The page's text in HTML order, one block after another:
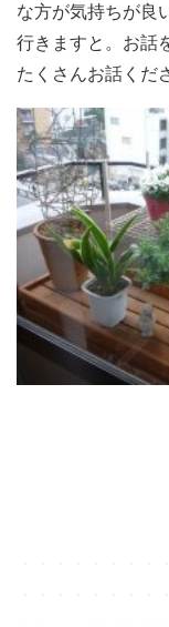
な方が気持ちが良
行きますと。お話
たくさんお話くだ
・・・・・・・・
・・・・・・・・